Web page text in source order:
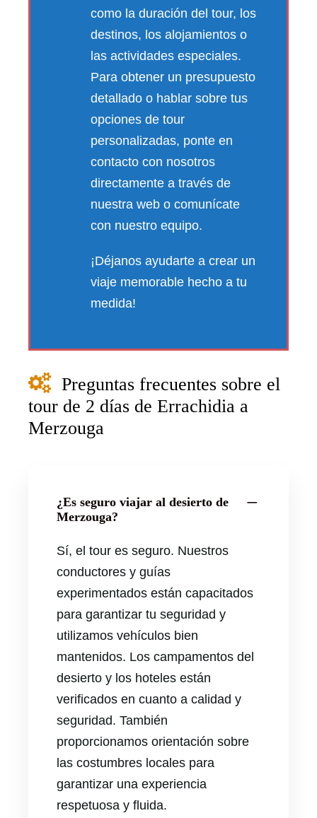
como la duración del tour, los
destinos, los alojamientos o
las actividades especiales.
Para obtener un presupuesto
detallado o hablar sobre tus
opciones de tour
personalizadas, ponte en
contacto con nosotros
directamente a través de
nuestra web o comunícate
con nuestro equipo.
¡Déjanos ayudarte a crear un
viaje memorable hecho a tu
medida!
Preguntas frecuentes sobre el
tour de 2 días de Errachidia a
Merzouga
¿Es seguro viajar al desierto de
Merzouga?
Sí, el tour es seguro. Nuestros
conductores y guías
experimentados están capacitados
para garantizar tu seguridad y
utilizamos vehículos bien
mantenidos. Los campamentos del
desierto y los hoteles están
verificados en cuanto a calidad y
seguridad. También
proporcionamos orientación sobre
las costumbres locales para
garantizar una experiencia
respetuosa y fluida.